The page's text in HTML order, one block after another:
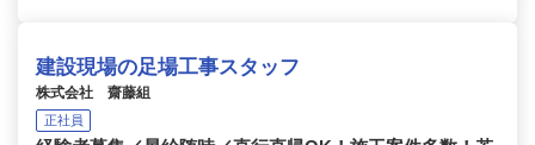
建設現場の足場工事スタッフ
株式会社 齋藤組
正社員